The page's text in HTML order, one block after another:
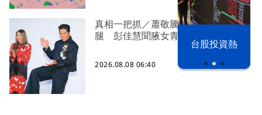
漢光42演習 台股投資熱
真相一把抓／蕭敬騰 A-Lin同框有一
腿 彭佳慧聞腋女青年
2026.08.08 06:40